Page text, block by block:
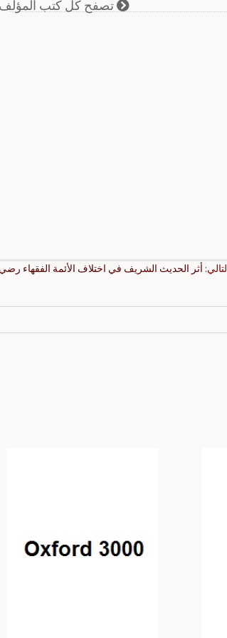
تصفح كل كتب
أثر الحديث الشريف في اختلاف الأئمة الفقهاء رضي